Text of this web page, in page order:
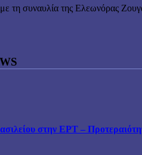
τη συναυλία της Ελεωνόρας
στην ΕΡΤ –